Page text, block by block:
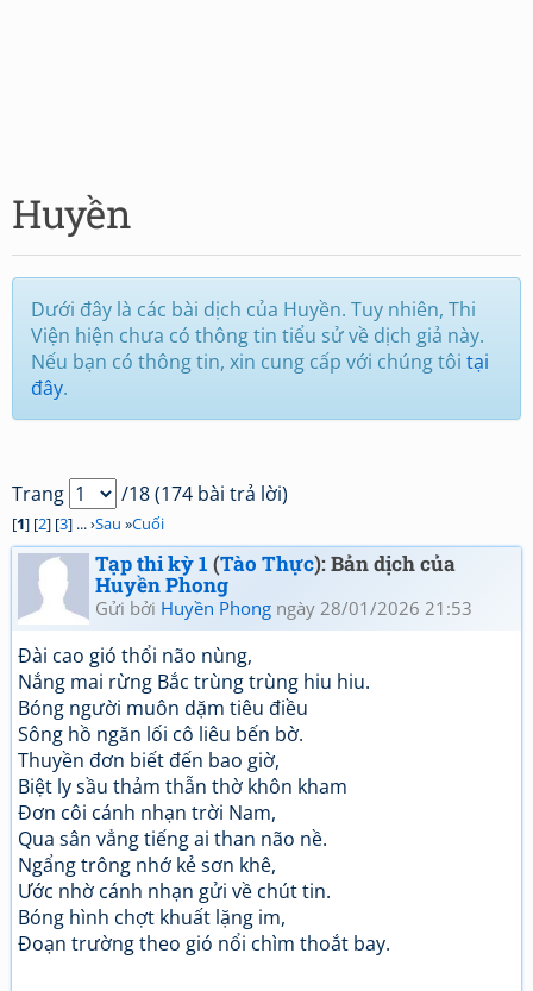
Huyền
Dưới đây là các bài dịch của Huyền. Tuy nhiên, Thi
Viện hiện chưa có thông tin tiểu sử về dịch giả này.
Nếu bạn có thông tin, xin cung cấp với chúng tôi tại
đây.
Trang /18 (174 bài trả lời)
[1] [2] [3] ... ›Sau »Cuối
Tạp thi kỳ 1 (Tào Thực): Bản dịch của
Huyền Phong
Gửi bởi Huyền Phong ngày 28/01/2026 21:53
Đài cao gió thổi não nùng,
Nắng mai rừng Bắc trùng trùng hiu hiu.
Bóng người muôn dặm tiêu điều
Sông hồ ngăn lối cô liêu bến bờ.
Thuyền đơn biết đến bao giờ,
Biệt ly sầu thảm thẫn thờ khôn kham
Đơn côi cánh nhạn trời Nam,
Qua sân vẳng tiếng ai than não nề.
Ngẩng trông nhớ kẻ sơn khê,
Ước nhờ cánh nhạn gửi về chút tin.
Bóng hình chợt khuất lặng im,
Đoạn trường theo gió nổi chìm thoắt bay.